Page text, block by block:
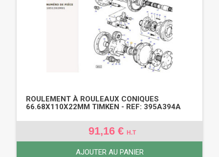
ROULEMENT À ROULEAUX CONIQUES
66.68X110X22MM TIMKEN - REF: 395A394A
91,16 € H.T
AJOUTER AU PANIER